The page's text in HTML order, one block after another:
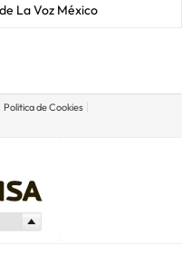
La Voz México
Politica de Cookies